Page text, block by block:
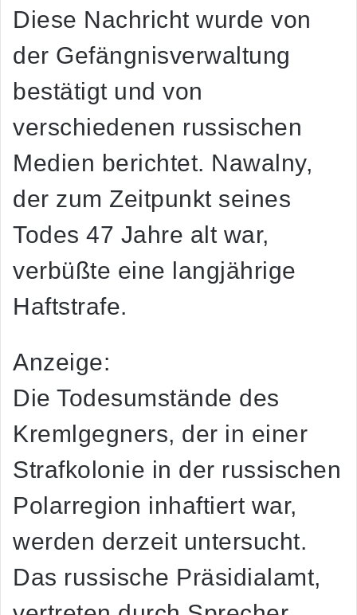
Diese Nachricht wurde von
der Gefängnisverwaltung
bestätigt und von
verschiedenen russischen
Medien berichtet. Nawalny,
der zum Zeitpunkt seines
Todes 47 Jahre alt war,
verbüßte eine langjährige
Haftstrafe.
Anzeige:
Die Todesumstände des
Kremlgegners, der in einer
Strafkolonie in der russischen
Polarregion inhaftiert war,
werden derzeit untersucht.
Das russische Präsidialamt,